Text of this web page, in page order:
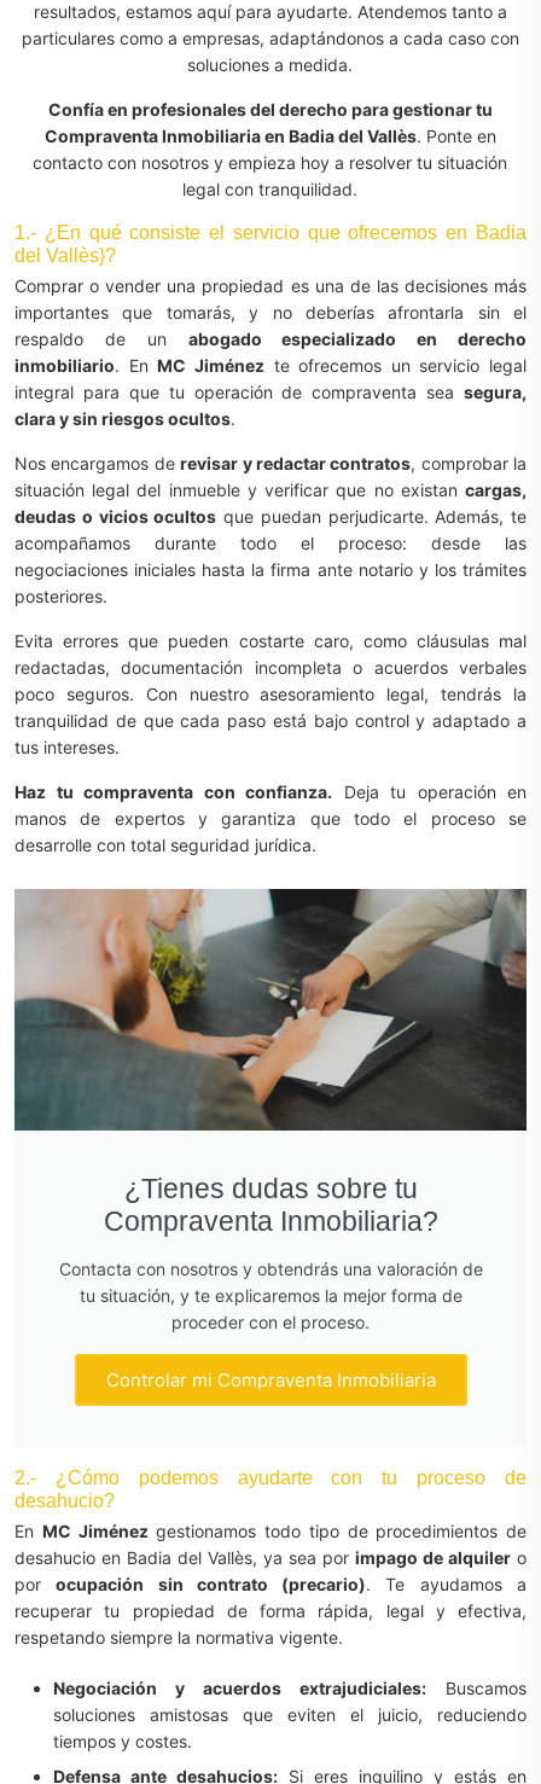
resultados, estamos aquí para ayudarte. Atendemos tanto a
particulares como a empresas, adaptándonos a cada caso con
soluciones a medida.
Confía en profesionales del derecho para gestionar tu
Compraventa Inmobiliaria en Badia del Vallès. Ponte en
contacto con nosotros y empieza hoy a resolver tu situación
legal con tranquilidad.
1.- ¿En qué consiste el servicio que ofrecemos en Badia
del Vallès}?
Comprar o vender una propiedad es una de las decisiones más
importantes que tomarás, y no deberías afrontarla sin el
respaldo de un abogado especializado en derecho
inmobiliario. EnMC Jiménezte ofrecemos un servicio legal
integral para que tu operación de compraventa sea segura,
clara y sin riesgos ocultos.
Nos encargamos derevisar y redactar contratos, comprobar la
situación legal del inmueble y verificar que no existan cargas,
deudas o vicios ocultos que puedan perjudicarte. Además, te
acompañamos durante todo el proceso: desde las
negociaciones iniciales hasta la firma ante notario y los trámites
posteriores.
Evita errores que pueden costarte caro, como cláusulas mal
redactadas, documentación incompleta o acuerdos verbales
poco seguros. Con nuestro asesoramiento legal, tendrás la
tranquilidad de que cada paso está bajo control y adaptado a
tus intereses.
Haz tu compraventa con confianza. Deja tu operación en
manos de expertos y garantiza que todo el proceso se
desarrolle con total seguridad jurídica.
¿Tienes dudas sobre tu
Compraventa Inmobiliaria?
Contacta con nosotros y obtendrás una valoración de
tu situación, y te explicaremos la mejor forma de
proceder con el proceso.
Controlar mi Compraventa Inmobiliaria
2.- ¿Cómo podemos ayudarte con tu proceso de
desahucio?
En MC Jiménezgestionamos todo tipo de procedimientos de
desahucio en Badia del Vallès, ya sea por impago de alquiler o
porocupación sin contrato (precario). Te ayudamos a
recuperar tu propiedad de forma rápida, legal y efectiva,
respetando siempre la normativa vigente.
Negociación y acuerdos extrajudiciales: Buscamos
soluciones amistosas que eviten el juicio, reduciendo
tiempos y costes.
Defensa ante desahucios: Si eres inquilino y estás en